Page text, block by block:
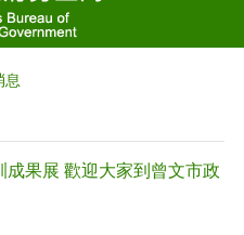
息
果展 歡迎大家到曾文市政